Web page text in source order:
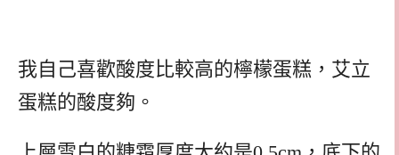
我自己喜歡酸度比較高的檸檬蛋糕，艾立
蛋糕的酸度夠。